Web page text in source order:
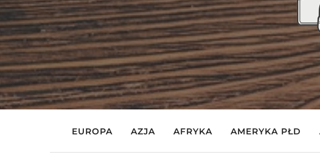
EUROPA AZJA AFRYKA AMERYKA PŁD